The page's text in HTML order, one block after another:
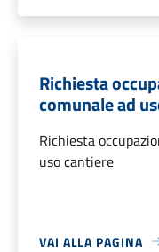
Richiesta
comunale ad
Richiesta
uso cantiere
VAI ALLA PAGINA